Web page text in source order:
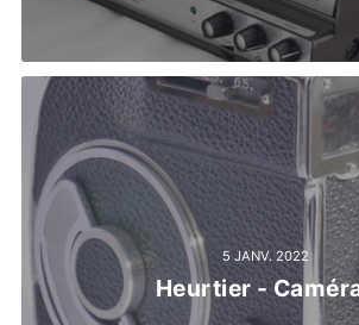
5 JANV. 2022
Heurtier -